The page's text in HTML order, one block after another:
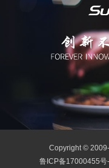
Copyright ©
鲁ICP备17000455号